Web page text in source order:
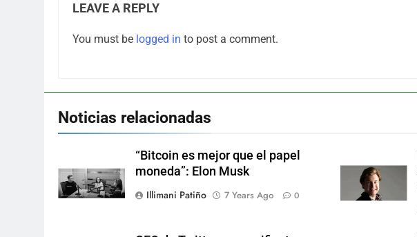
LEAVE A REPLY
You must be logged in to post a comment.
Noticias relacionadas
“Bitcoin es mejor que el papel
moneda”: Elon Musk
Illimani Patiño
7 Years Ago 0